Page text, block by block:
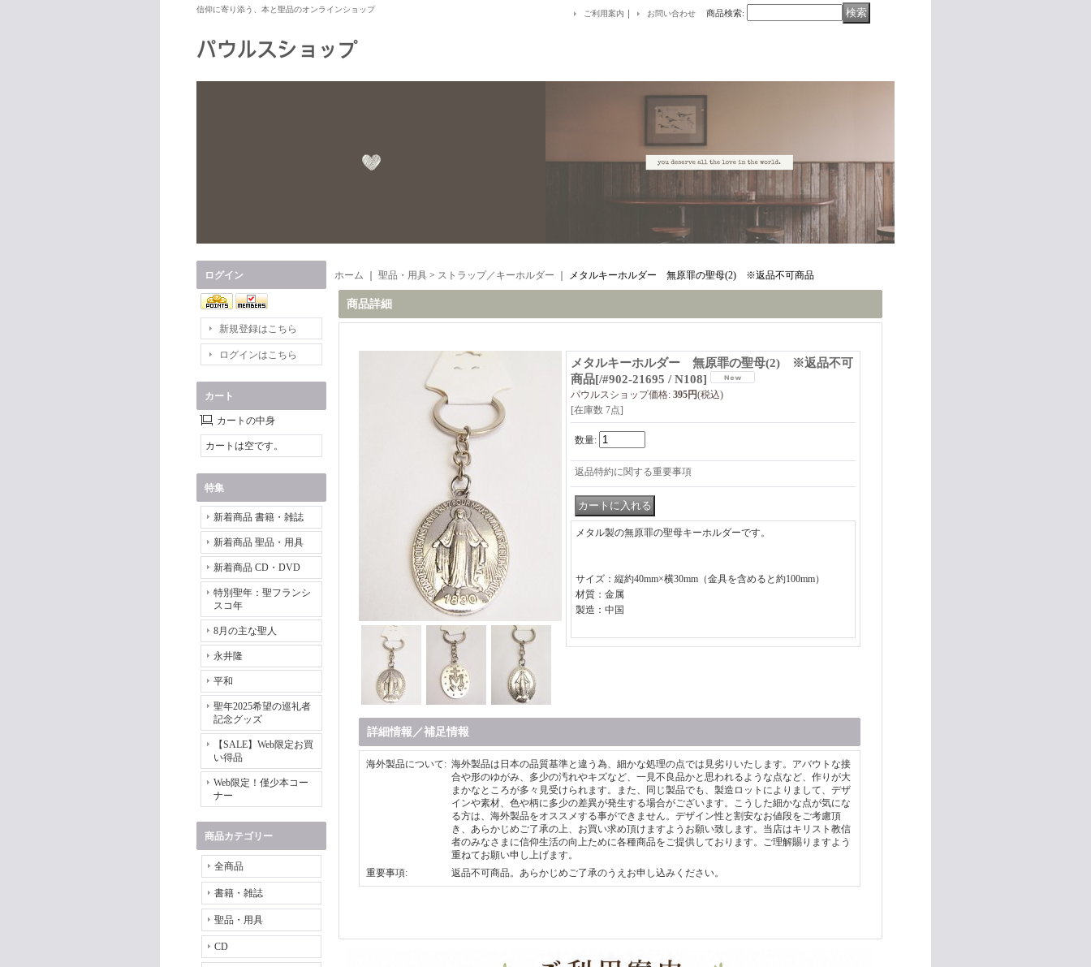
信仰に寄り添う、本と聖品のオンラインショップ ご利用案内 ｜ お問い合わせ 商品検索:
ログイン
新規登録はこちら
ログインはこちら
カート
カートの中身
カートは空です。
特集
新着商品 書籍・雑誌
新着商品 聖品・用具
新着商品 CD・DVD
特別聖年：聖フランシ
スコ年
8月の主な聖人
永井隆
平和
聖年2025希望の巡礼者
記念グッズ
【SALE】Web限定お買
い得品
Web限定！僅少本コー
ナー
商品カテゴリー
全商品
書籍・雑誌
聖品・用具
CD
ホーム 聖品・用具 > ストラップ／キーホルダー メタルキーホルダー 無原罪の聖母(2) ※返品不可商品
商品詳細
メタルキーホルダー 無原罪の聖母(2) ※返品不可
商品[/#902-21695 / N108]
パウルスショップ価格: 395円(税込)
[在庫数 7点]
数量:
返品特約に関する重要事項
メタル製の無原罪の聖母キーホルダーです。
サイズ：縦約40mm×横30mm（金具を含めると約100mm）
材質：金属
製造：中国
詳細情報／補足情報
海外製品について: 海外製品は日本の品質基準と違う為、細かな処理の点では見劣りいたします。アバウトな接
合や形のゆがみ、多少の汚れやキズなど、一見不良品かと思われるような点など、作りが大
まかなところが多々見受けられます。また、同じ製品でも、製造ロットによりまして、デザ
インや素材、色や柄に多少の差異が発生する場合がございます。こうした細かな点が気にな
る方は、海外製品をオススメする事ができません。デザイン性と割安なお値段をご考慮頂
き、あらかじめご了承の上、お買い求め頂けますようお願い致します。当店はキリスト教信
者のみなさまに信仰生活の向上ために各種商品をご提供しております。ご理解賜りますよう
重ねてお願い申し上げます。
重要事項: 返品不可商品。あらかじめご了承のうえお申し込みください。